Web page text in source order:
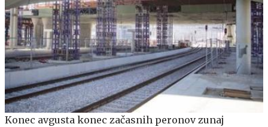
Konec avgusta konec začasnih peronov zunaj